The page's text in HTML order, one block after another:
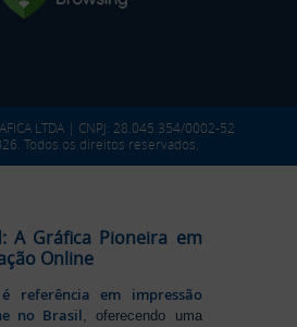
LTDA | CNPJ: 28.045.354/0002-52
Todos os direitos reservados.
A Gráfica Pioneira em
Online
referência em impressão
no Brasil, oferecendo uma